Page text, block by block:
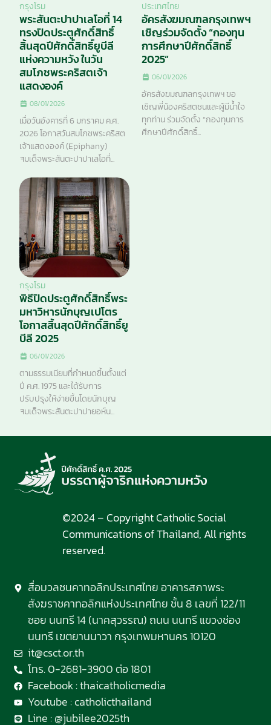
กรุงโรม
พระสันตะปาปาเลโอที่ 14
ทรงปิดประตูศักดิ์สิทธิ์
สิ้นสุดปีศักดิ์สิทธิ์ยูบีลี
แห่งความหวัง ในวัน
สมโภชพระคริสตเจ้า
แสดงองค์
08/01/2026
เมื่อวันอังคารที่ 6 มกราคม ค.ศ.
2026 โอกาสวันสมโภชพระคริสต
เจ้าแสดงองค์ (Epiphany)
สมเด็จพระสันตะปาปาเลโอที่...
ประเทศไทย
อัครสังฆมณฑลกรุงเทพฯ
เชิญร่วมจัดตั้ง “กองทุน
การศึกษาปีศักดิ์สิทธิ์
2025”
06/01/2026
อัครสังฆมณฑลกรุงเทพฯ ขอ
เชิญพี่น้องคริสตชนและผู้มีน้ำใจ
ทุกท่าน ร่วมจัดตั้ง “กองทุนการ
ศึกษาปีศักดิ์สิทธิ์...
กรุงโรม
พิธีปิดประตูศักดิ์สิทธิ์พระ
มหาวิหารนักบุญเปโตร
โอกาสสิ้นสุดปีศักดิ์สิทธิ์ยู
บีลี 2025
06/01/2026
ตามธรรมเนียมที่กำหนดขึ้นตั้งแต่
ปี ค.ศ. 1975 และได้รับการ
ปรับปรุงให้ง่ายขึ้นโดยนักบุญ
สมเด็จพระสันตะปาปายอห์น...
©2024 – Copyright Catholic Social
Communications of Thailand, All rights
reserved.
สื่อมวลชนคาทอลิกประเทศไทย อาคารสภาพระ
สังฆราชคาทอลิกแห่งประเทศไทย ชั้น 8 เลขที่ 122/11
ซอย นนทรี 14 (นาคสุวรรณ) ถนน นนทรี แขวงช่อง
นนทรี เขตยานนาวา กรุงเทพมหานคร 10120
it@csct.or.th
โทร. 0-2681-3900 ต่อ 1801
Facebook : thaicatholicmedia
Youtube : catholicthailand
Line : @jubilee2025th